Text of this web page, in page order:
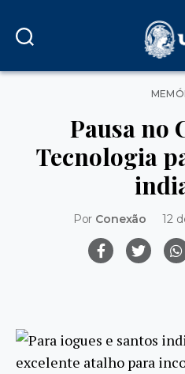
Pausa no
Tecnologia
Por Conexão 12
Para iogues e santos
excelente atalho para